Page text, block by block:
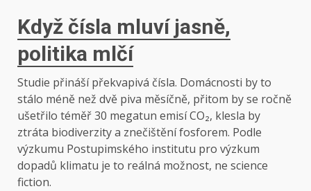
Když čísla mluví jasně,
politika mlčí
Studie přináší překvapivá čísla. Domácnosti by to
stálo méně než dvě piva měsíčně, přitom by se ročně
ušetřilo téměř 30 megatun emisí CO₂, klesla by
ztráta biodiverzity a znečištění fosforem. Podle
výzkumu Postupimského institutu pro výzkum
dopadů klimatu je to reálná možnost, ne science
fiction.